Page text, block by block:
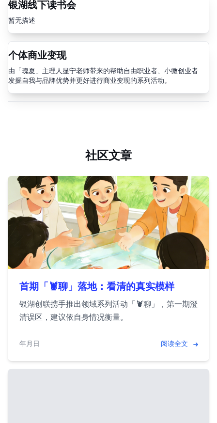
银湖线下读书会
暂无描述
个体商业变现
由「瑰夏」主理人显宁老师带来的帮助自由职业者、小微创业者
发掘自我与品牌优势并更好进行商业变现的系列活动。
社区文章
首期「🦞聊」落地：看清 OpenClaw 的真实模样
银湖创联携手 OurAI Labs 推出 AI 领域系列活动「🦞聊」，第一期澄
清 OpenClaw 误区，建议依自身情况衡量 ROI。
2026年3月28日 阅读全文